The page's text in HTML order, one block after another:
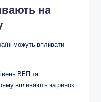
на
можуть впливати
ВВП та
впливають на ринок